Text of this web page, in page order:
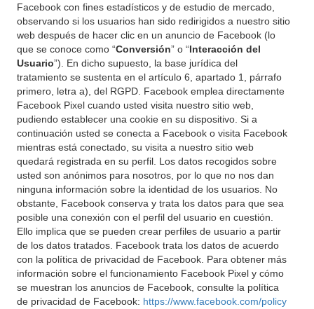
Facebook con fines estadísticos y de estudio de mercado,
observando si los usuarios han sido redirigidos a nuestro sitio
web después de hacer clic en un anuncio de Facebook (lo
que se conoce como “Conversión” o “Interacción del
Usuario”). En dicho supuesto, la base jurídica del
tratamiento se sustenta en el artículo 6, apartado 1, párrafo
primero, letra a), del RGPD. Facebook emplea directamente
Facebook Pixel cuando usted visita nuestro sitio web,
pudiendo establecer una cookie en su dispositivo. Si a
continuación usted se conecta a Facebook o visita Facebook
mientras está conectado, su visita a nuestro sitio web
quedará registrada en su perfil. Los datos recogidos sobre
usted son anónimos para nosotros, por lo que no nos dan
ninguna información sobre la identidad de los usuarios. No
obstante, Facebook conserva y trata los datos para que sea
posible una conexión con el perfil del usuario en cuestión.
Ello implica que se pueden crear perfiles de usuario a partir
de los datos tratados. Facebook trata los datos de acuerdo
con la política de privacidad de Facebook. Para obtener más
información sobre el funcionamiento Facebook Pixel y cómo
se muestran los anuncios de Facebook, consulte la política
de privacidad de Facebook: https://www.facebook.com/policy